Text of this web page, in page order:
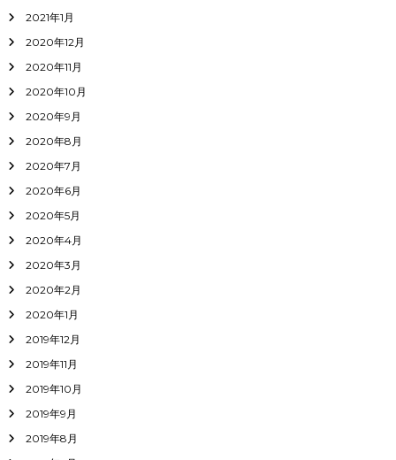
2021年1月
2020年12月
2020年11月
2020年10月
2020年9月
2020年8月
2020年7月
2020年6月
2020年5月
2020年4月
2020年3月
2020年2月
2020年1月
2019年12月
2019年11月
2019年10月
2019年9月
2019年8月